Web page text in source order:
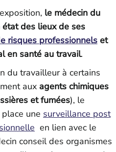
le médecin du
des lieux de ses
risques professionnels et
en santé au travail.
du travailleur à certains
aux agents chimiques
et fumées), le
une surveillance post
en lien avec le
conseil des organismes